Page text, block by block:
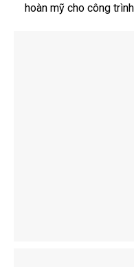
hoàn mỹ cho công